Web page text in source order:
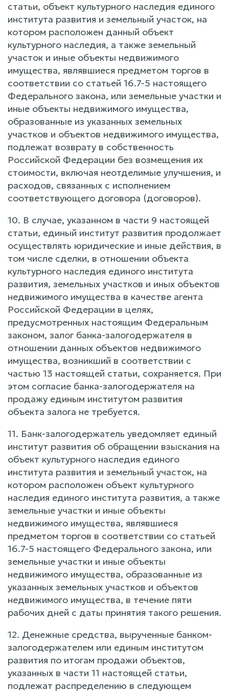
статьи, объект культурного наследия единого
института развития и земельный участок, на
котором расположен данный объект
культурного наследия, а также земельный
участок и иные объекты недвижимого
имущества, являвшиеся предметом торгов в
соответствии со статьей 16.7-5 настоящего
Федерального закона, или земельные участки и
иные объекты недвижимого имущества,
образованные из указанных земельных
участков и объектов недвижимого имущества,
подлежат возврату в собственность
Российской Федерации без возмещения их
стоимости, включая неотделимые улучшения, и
расходов, связанных с исполнением
соответствующего договора (договоров).
10. В случае, указанном в части 9 настоящей
статьи, единый институт развития продолжает
осуществлять юридические и иные действия, в
том числе сделки, в отношении объекта
культурного наследия единого института
развития, земельных участков и иных объектов
недвижимого имущества в качестве агента
Российской Федерации в целях,
предусмотренных настоящим Федеральным
законом, залог банка-залогодержателя в
отношении данных объектов недвижимого
имущества, возникший в соответствии с
частью 13 настоящей статьи, сохраняется. При
этом согласие банка-залогодержателя на
продажу единым институтом развития
объекта залога не требуется.
11. Банк-залогодержатель уведомляет единый
институт развития об обращении взыскания на
объект культурного наследия единого
института развития и земельный участок, на
котором расположен объект культурного
наследия единого института развития, а также
земельные участки и иные объекты
недвижимого имущества, являвшиеся
предметом торгов в соответствии со статьей
16.7-5 настоящего Федерального закона, или
земельные участки и иные объекты
недвижимого имущества, образованные из
указанных земельных участков и объектов
недвижимого имущества, в течение пяти
рабочих дней с даты принятия такого решения.
12. Денежные средства, вырученные банком-
залогодержателем или единым институтом
развития по итогам продажи объектов,
указанных в части 11 настоящей статьи,
подлежат распределению в следующем